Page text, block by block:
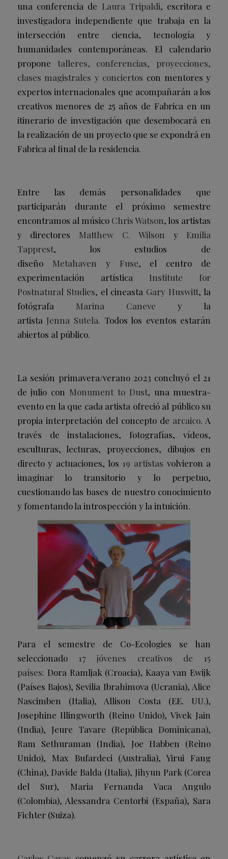
una conferencia de Laura Tripaldi, escritora e
investigadora independiente que trabaja en la
intersección entre ciencia, tecnología y
humanidades contemporáneas. El calendario
propone talleres, conferencias, proyecciones,
clases magistrales y conciertos con mentores y
expertos internacionales que acompañarán a los
creativos menores de 25 años de Fabrica en un
itinerario de investigación que desembocará en
la realización de un proyecto que se expondrá en
Fabrica al final de la residencia.
Entre las demás personalidades que
participarán durante el próximo semestre
encontramos al músico Chris Watson, los artistas
y directores Matthew C. Wilson y Emilia
Tapprest, los estudios de
diseño Metahaven y Fuse, el centro de
experimentación artística Institute for
Postnatural Studies, el cineasta Gary Huswitt, la
fotógrafa Marina Caneve y la
artista Jenna Sutela. Todos los eventos estarán
abiertos al público.
La sesión primavera/verano 2023 concluyó el 21
de julio con Monument to Dust, una muestra-
evento en la que cada artista ofreció al público su
propia interpretación del concepto de arcaico. A
través de instalaciones, fotografías, vídeos,
esculturas, lecturas, proyecciones, dibujos en
directo y actuaciones, los 19 artistas volvieron a
imaginar lo transitorio y lo perpetuo,
cuestionando las bases de nuestro conocimiento
y fomentando la introspección y la intuición.
Para el semestre de Co-Ecologies se han
seleccionado 17 jóvenes creativos de 15
países: Dora Ramljak (Croacia), Kaaya van Ewijk
(Países Bajos), Sevilia Ibrahimova (Ucrania), Alice
Nascimben (Italia), Allison Costa (EE. UU.),
Josephine Illingworth (Reino Unido), Vivek Jain
(India), Jeure Tavare (República Dominicana),
Ram Sethuraman (India), Joe Habben (Reino
Unido), Max Bufardeci (Australia), Yirui Fang
(China), Davide Balda (Italia), Jihyun Park (Corea
del Sur), Maria Fernanda Vaca Angulo
(Colombia), Alessandra Centorbi (España), Sara
Fichter (Suiza).